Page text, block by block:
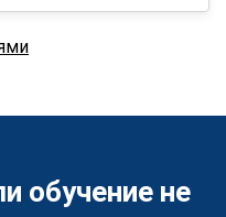
обучение не